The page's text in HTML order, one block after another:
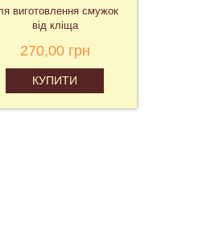
виготовлення смужок
від кліща
270,00 грн
КУПИТИ